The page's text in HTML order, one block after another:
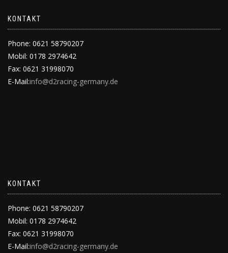
KONTAKT
Phone: 0621 58790207
Mobil: 0178 2974642
Fax: 0621 31998070
E-Mail:info@d2racing-germany.de
KONTAKT
Phone: 0621 58790207
Mobil: 0178 2974642
Fax: 0621 31998070
E-Mail:info@d2racing-germany.de